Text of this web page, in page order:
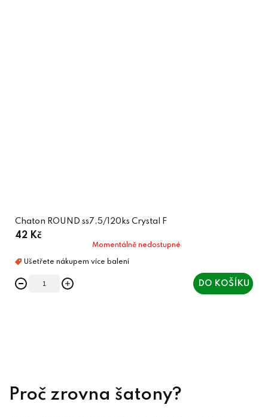
Chaton ROUND ss7,5/120ks Crystal F
42 Kč
Momentálně nedostupné
DO KOŠÍKU
á
d
Proč zrovna šatony?